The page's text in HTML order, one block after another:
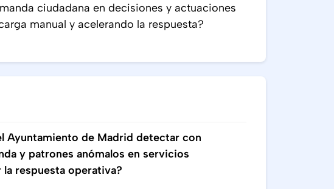
ciudadana en decisiones y actuaciones
manual y acelerando la respuesta?
Ayuntamiento de Madrid detectar con
y patrones anómalos en servicios
respuesta operativa?